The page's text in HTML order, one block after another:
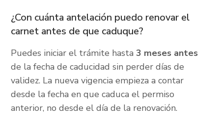
¿Con cuánta antelación puedo renovar el
carnet antes de que caduque?
Puedes iniciar el trámite hasta3 meses antes
de la fecha de caducidad sin perder días de
validez. La nueva vigencia empieza a contar
desde la fecha en que caduca el permiso
anterior, no desde el día de la renovación.